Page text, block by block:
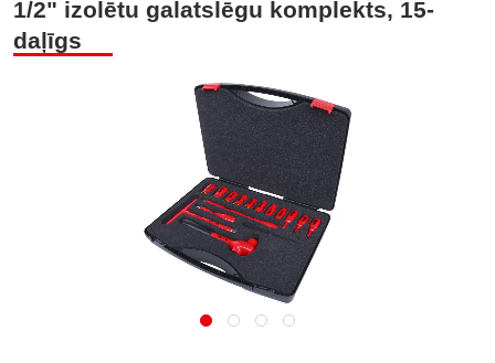
1/2" izolētu galatslēgu komplekts, 15-
daļīgs